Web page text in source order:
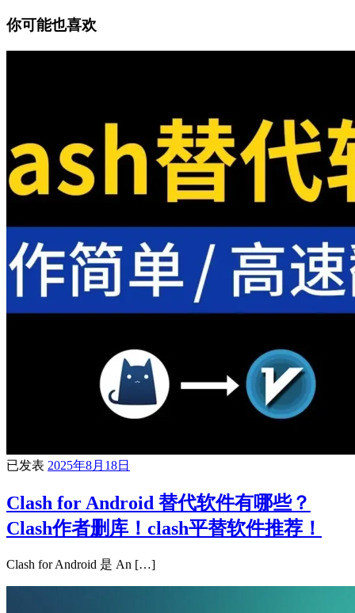
你可能也喜欢
已发表 2025年8月18日
Clash for Android 替代软件有哪些？
Clash作者删库！clash平替软件推荐！
Clash for Android 是 An […]